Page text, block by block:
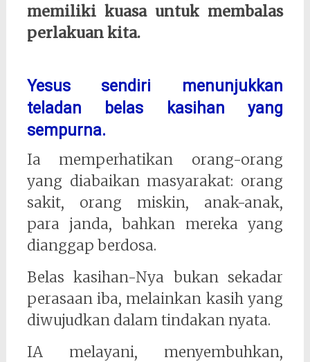
memiliki kuasa untuk membalas
perlakuan kita.
Yesus sendiri menunjukkan
teladan belas kasihan yang
sempurna.
Ia memperhatikan orang-orang
yang diabaikan masyarakat: orang
sakit, orang miskin, anak-anak,
para janda, bahkan mereka yang
dianggap berdosa.
Belas kasihan-Nya bukan sekadar
perasaan iba, melainkan kasih yang
diwujudkan dalam tindakan nyata.
IA melayani, menyembuhkan,